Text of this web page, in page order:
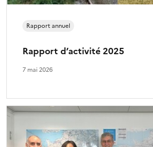
Rapport d’activité 2025
Rapport annuel
7 mai 2026